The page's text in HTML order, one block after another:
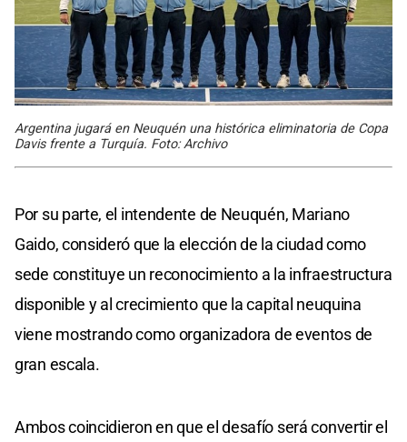
Argentina jugará en Neuquén una histórica eliminatoria de Copa
Davis frente a Turquía. Foto: Archivo
Por su parte, el intendente de Neuquén, Mariano
Gaido, consideró que la elección de la ciudad como
sede constituye un reconocimiento a la infraestructura
disponible y al crecimiento que la capital neuquina
viene mostrando como organizadora de eventos de
gran escala.
Ambos coincidieron en que el desafío será convertir el